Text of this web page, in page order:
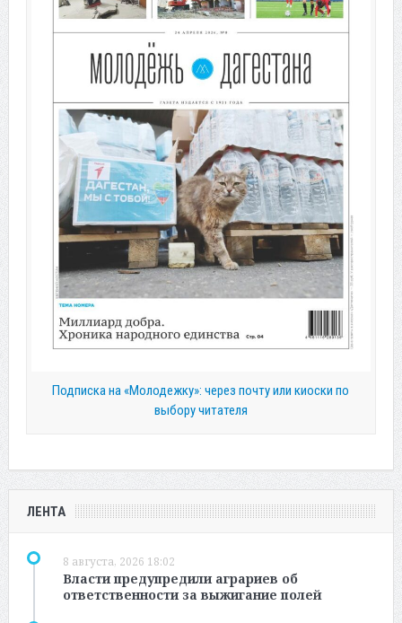
Подписка на «Молодежку»: через почту или киоски по
выбору читателя
ЛЕНТА
8 августа, 2026 18:02
Власти предупредили аграриев об
ответственности за выжигание полей